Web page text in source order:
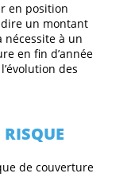
en position
dire un montant
nécessite à un
en fin d’année
des
de couverture